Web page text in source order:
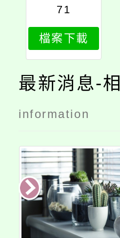
71
檔案下載
最新消息-
information